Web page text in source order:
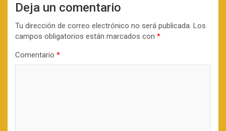
Deja un comentario
Tu dirección de correo electrónico no será publicada. Los
campos obligatorios están marcados con *
Comentario *